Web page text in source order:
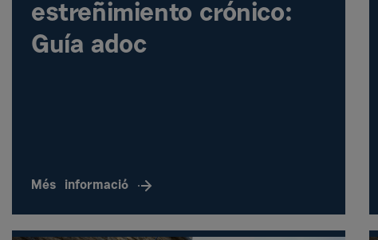
estreñimiento crónico:
Guía adoc
Més informació